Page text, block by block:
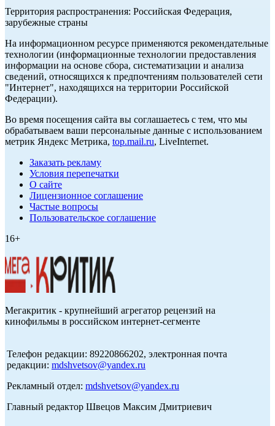
Территория распространения: Российская Федерация,
зарубежные страны
На информационном ресурсе применяются рекомендательные
технологии (информационные технологии предоставления
информации на основе сбора, систематизации и анализа
сведений, относящихся к предпочтениям пользователей сети
"Интернет", находящихся на территории Российской
Федерации).
Во время посещения сайта вы соглашаетесь с тем, что мы
обрабатываем ваши персональные данные с использованием
метрик Яндекс Метрика, top.mail.ru, LiveInternet.
Заказать рекламу
Условия перепечатки
О сайте
Лицензионное соглашение
Частые вопросы
Пользовательское соглашение
16+
Мегакритик - крупнейший агрегатор рецензий на
кинофильмы в российском интернет-сегменте
Телефон редакции: 89220866202, электронная почта
редакции: mdshvetsov@yandex.ru
Рекламный отдел: mdshvetsov@yandex.ru
Главный редактор Швецов Максим Дмитриевич